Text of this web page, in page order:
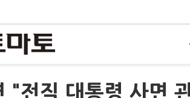
"전직 대통령 사면